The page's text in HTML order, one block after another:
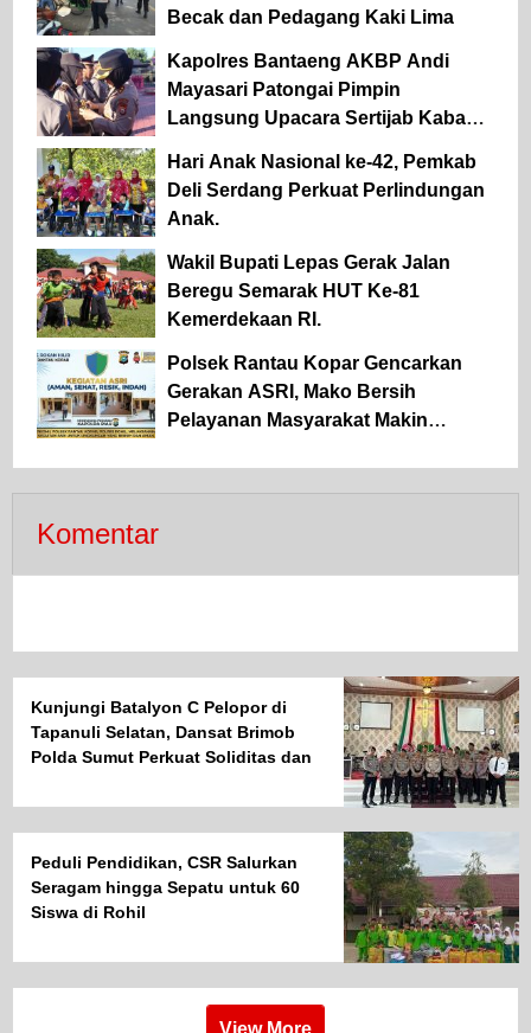
Becak dan Pedagang Kaki Lima
Kapolres Bantaeng AKBP Andi
Mayasari Patongai Pimpin
Langsung Upacara Sertijab Kabag
Hari Anak Nasional ke-42, Pemkab
Deli Serdang Perkuat Perlindungan
Anak.
Wakil Bupati Lepas Gerak Jalan
Beregu Semarak HUT Ke-81
Kemerdekaan RI.
Polsek Rantau Kopar Gencarkan
Gerakan ASRI, Mako Bersih
Pelayanan Masyarakat Makin
Komentar
Kunjungi Batalyon C Pelopor di
Tapanuli Selatan, Dansat Brimob
Polda Sumut Perkuat Soliditas dan
Peduli Pendidikan, CSR Salurkan
Seragam hingga Sepatu untuk 60
Siswa di Rohil
View More